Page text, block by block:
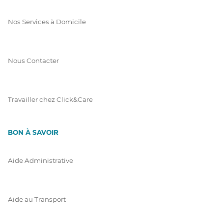
Nos Services à Domicile
Nous Contacter
Travailler chez Click&Care
BON À SAVOIR
Aide Administrative
Aide au Transport